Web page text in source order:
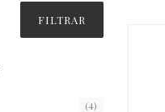
FILTRAR
(4)